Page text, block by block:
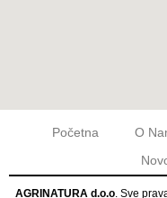
Početna O
AGRINATURA d.o.o. Sve